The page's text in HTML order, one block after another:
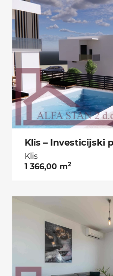
Klis
1 366,00 m2